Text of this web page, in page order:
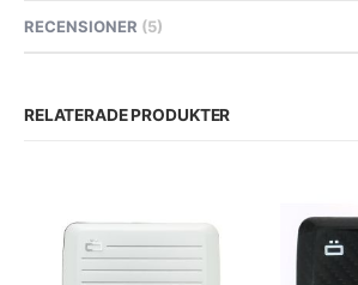
RECENSIONER 5
RELATERADE PRODUKTER